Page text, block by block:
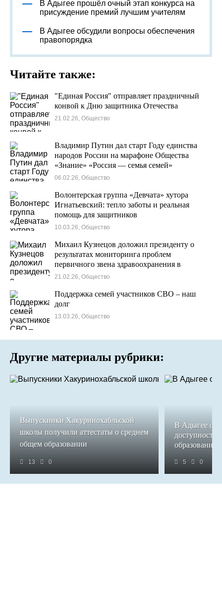
В Адыгее прошёл очный этап конкурса на
присуждение премий лучшим учителям
В Адыгее обсудили вопросы обеспечения
правопорядка
Читайте также:
"Единая Россия" отправляет праздничный
конвой к Дню защитника Отечества
21.02.26, Общество
Владимир Путин дал старт Году единства
народов России на марафоне Общества
«Знание» «Россия — семья семей»
06.02.26, Общество
Волонтерская группа «Девчата» хутора
Игнатьевский: тепло заботы и реальная
помощь для защитников
10.03.26, Общество
Михаил Кузнецов доложил президенту о
результатах мониторинга проблем
первичного звена здравоохранения в
регионах России
21.02.26, Общество
Поддержка семей участников СВО – наш
долг
13.03.26, Общество
Другие материалы рубрики:
Выпускники Хакуринохабльской
школы получили аттестаты о среднем
общем образовании
13 0
В Адыгее
доступность
образования
5 0